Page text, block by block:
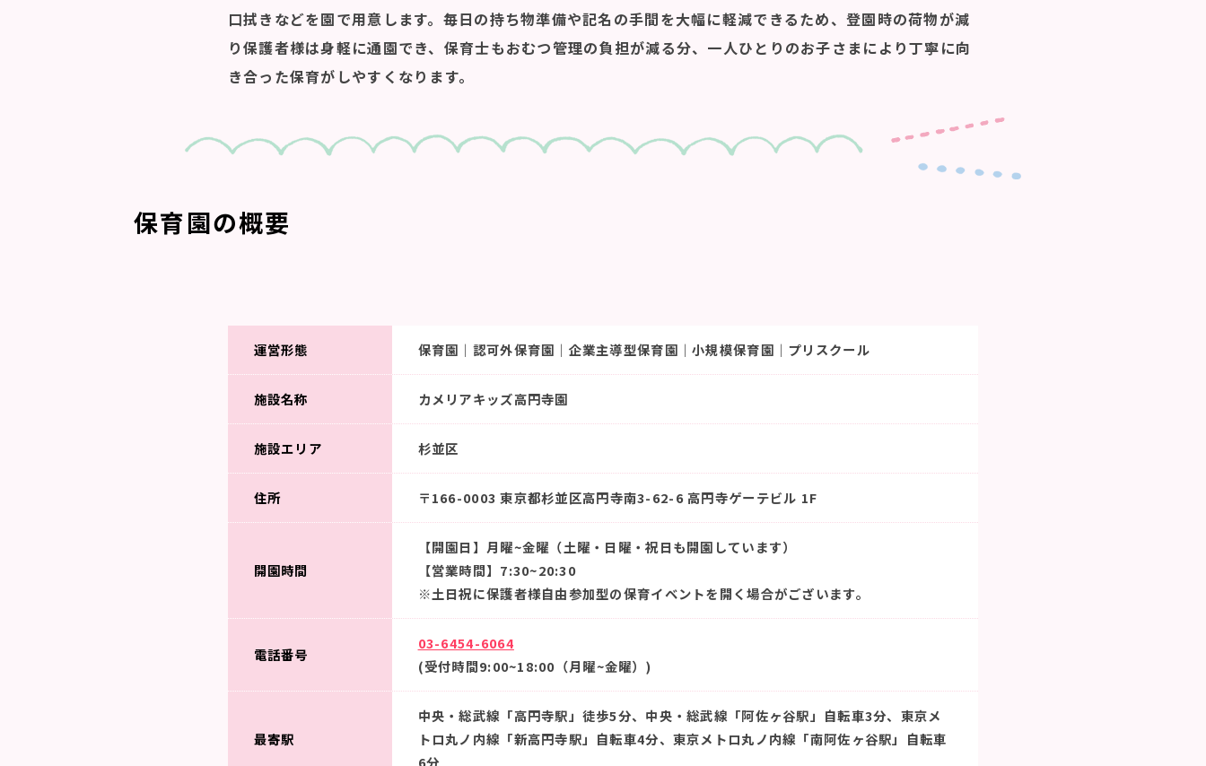
口拭きなどを園で用意します。毎日の持ち物準備や記名の手間を大幅に軽減できるため、登園時の荷物が減
り保護者様は身軽に通園でき、保育士もおむつ管理の負担が減る分、一人ひとりのお子さまにより丁寧に向
き合った保育がしやすくなります。
保育園の概要
運営形態 保育園｜認可外保育園｜企業主導型保育園｜小規模保育園｜プリスクール
施設名称 カメリアキッズ高円寺園
施設エリア 杉並区
住所 〒166-0003 東京都杉並区高円寺南3-62-6 高円寺ゲーテビル 1F
開園時間
【開園日】月曜~金曜（土曜・日曜・祝日も開園しています）
【営業時間】7:30~20:30
※土日祝に保護者様自由参加型の保育イベントを開く場合がございます。
電話番号
03-6454-6064
(受付時間9:00~18:00（月曜~金曜） )
最寄駅
中央・総武線「高円寺駅」徒歩5分、中央・総武線「阿佐ヶ谷駅」自転車3分、東京メ
トロ丸ノ内線「新高円寺駅」自転車4分、東京メトロ丸ノ内線「南阿佐ヶ谷駅」自転車
6分